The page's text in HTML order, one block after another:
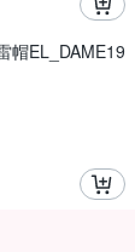
帽EL_DAME19